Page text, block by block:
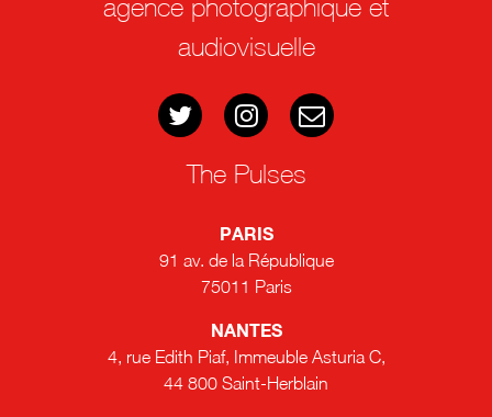
agence photographique et
audiovisuelle
The Pulses
PARIS
91 av. de la République
75011 Paris
NANTES
4, rue Edith Piaf, Immeuble Asturia C,
44 800 Saint-Herblain